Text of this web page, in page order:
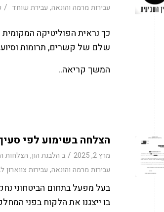
עבירות מרמה והונאה, עבירת שוחד /
כך נראית הפוליטיקה
שלם של קשרים, תרומות
המשך קריאה..
הצלחה בשימוע לפי סעיף 60א לחסד"פ – החלטה שלא להעמיד לדין במכרזי
מרץ 2, 2025 / ב הלבנת הון, הצלחות
עבירות מרמה והונאה, עבירות צווארון
בעל מפעל בתחום הביטחוני
בו ייצגנו את הלקוח בפני